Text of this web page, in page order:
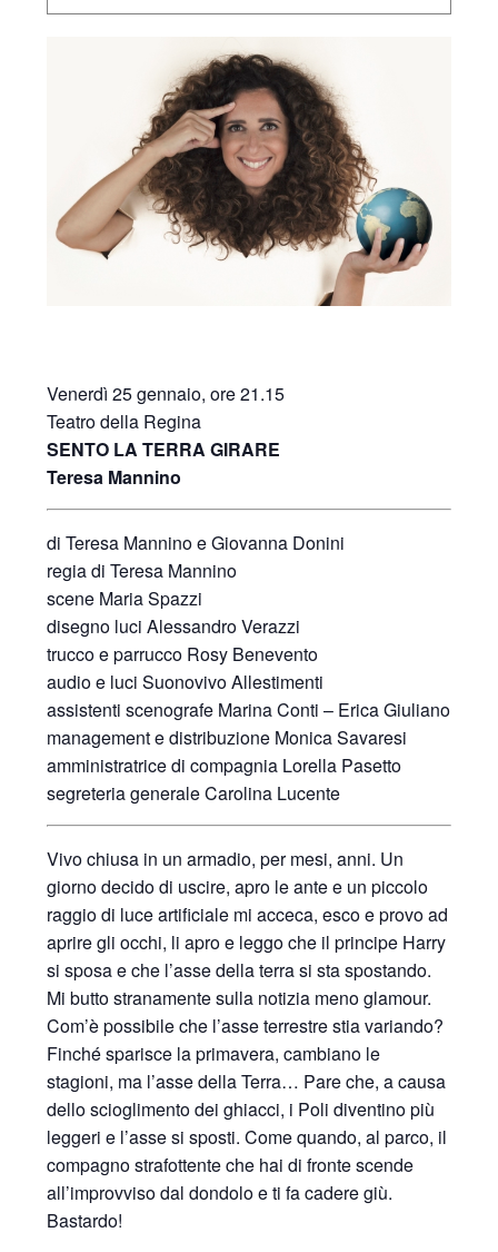
Venerdì 25 gennaio, ore 21.15
Teatro della Regina
SENTO LA TERRA GIRARE
Teresa Mannino
di Teresa Mannino e Giovanna Donini
regia di Teresa Mannino
scene Maria Spazzi
disegno luci Alessandro Verazzi
trucco e parrucco Rosy Benevento
audio e luci Suonovivo Allestimenti
assistenti scenografe Marina Conti – Erica Giuliano
management e distribuzione Monica Savaresi
amministratrice di compagnia Lorella Pasetto
segreteria generale Carolina Lucente
Vivo chiusa in un armadio, per mesi, anni. Un
giorno decido di uscire, apro le ante e un piccolo
raggio di luce artificiale mi acceca, esco e provo ad
aprire gli occhi, li apro e leggo che il principe Harry
si sposa e che l’asse della terra si sta spostando.
Mi butto stranamente sulla notizia meno glamour.
Com’è possibile che l’asse terrestre stia variando?
Finché sparisce la primavera, cambiano le
stagioni, ma l’asse della Terra… Pare che, a causa
dello scioglimento dei ghiacci, i Poli diventino più
leggeri e l’asse si sposti. Come quando, al parco, il
compagno strafottente che hai di fronte scende
all’improvviso dal dondolo e ti fa cadere giù.
Bastardo!